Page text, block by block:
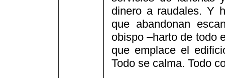
dinero a raudales. Y
que abandonan
obispo –harto de todo
que emplace el
Todo se calma. Todo